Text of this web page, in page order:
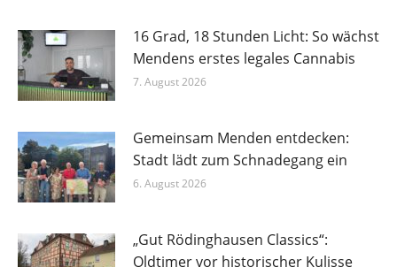
16 Grad, 18 Stunden Licht: So wächst
Mendens erstes legales Cannabis
7. August 2026
Gemeinsam Menden entdecken:
Stadt lädt zum Schnadegang ein
6. August 2026
„Gut Rödinghausen Classics“:
Oldtimer vor historischer Kulisse